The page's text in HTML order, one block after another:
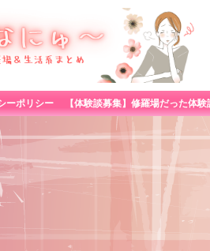
ーポリシー